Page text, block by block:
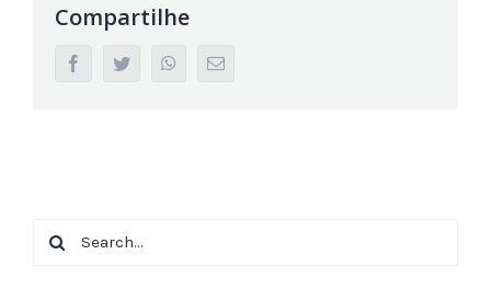
Compartilhe
facebooktwitter whatsappEmail
Search